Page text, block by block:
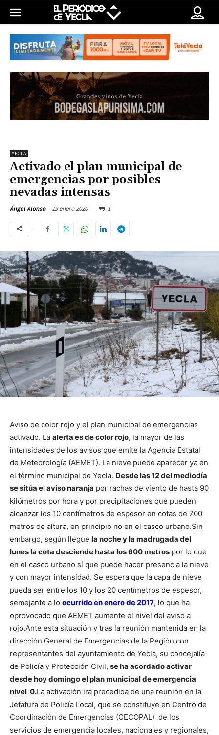
YECLA
Activado el plan municipal de
emergencias por posibles
nevadas intensas
Ángel Alonso 19 enero 2020 1
Aviso de color rojo y el plan municipal de emergencias
activado. La alerta es de color rojo, la mayor de las
intensidades de los avisos que emite la Agencia Estatal
de Meteorología (AEMET). La nieve puede aparecer ya en
el término municipal de Yecla. Desde las 12 del mediodía
se sitúa el aviso naranja por rachas de viento de hasta 90
kilómetros por hora y por precipitaciones que pueden
alcanzar los 10 centímetros de espesor en cotas de 700
metros de altura, en principio no en el casco urbano.Sin
embargo, según llegue la noche y la madrugada del
lunes la cota desciende hasta los 600 metros por lo que
en el casco urbano sí que puede hacer presencia la nieve
y con mayor intensidad. Se espera que la capa de nieve
pueda ser entre los 10 y los 20 centímetros de espesor,
semejante a lo ocurrido en enero de 2017, lo que ha
oprovocado que AEMET aumente el nivel del aviso a
rojo.Ante esta situación y tras la reunión mantenida en la
dirección General de Emergencias de la Región con
representantes del ayuntamiento de Yecla, su concejalía
de Policía y Protección Civil, se ha acordado activar
desde hoy domingo el plan municipal de emergencia
nivel 0.La activación irá precedida de una reunión en la
Jefatura de Policía Local, que se constituye en Centro de
Coordinación de Emergencias (CECOPAL) de los
servicios de emergencia locales, nacionales y regionales,